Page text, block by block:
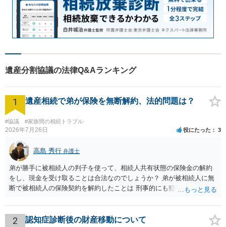
遺産分割協議の法律Q&Aランキング
1 遺産相続で弟が保険を無断解約、法的問題は？
#協議 #家族間の相続トラブル
2026年7月26日 役にたった 3
高島 秀行 弁護士
弟が勝手に被相続人の判子を使って、相続人共有状態の保険金の解約
をし、現金を受け取ることは合法なのでしょうか？ 弟が被相続人に無
断で被相続人の保険契約を解約したことは 刑事的にも犯罪となる可能
された書類のコピーを取得して、弁護士に面談で詳しい事情を話して
相談 されたら良いと思います。
2 認知症診断後の財産移動について